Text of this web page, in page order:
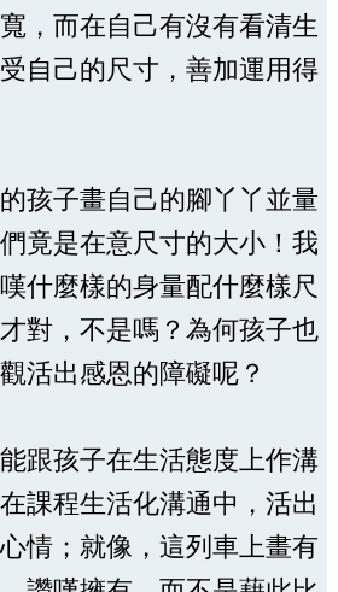
，而在自己有沒有看清生
自己的尺寸，善加運用得
孩子畫自己的腳丫丫並量
竟是在意尺寸的大小！我
什麼樣的身量配什麼樣尺
對，不是嗎？為何孩子也
活出感恩的障礙呢？
跟孩子在生活態度上作溝
課程生活化溝通中，活出
情；就像，這列車上畫有